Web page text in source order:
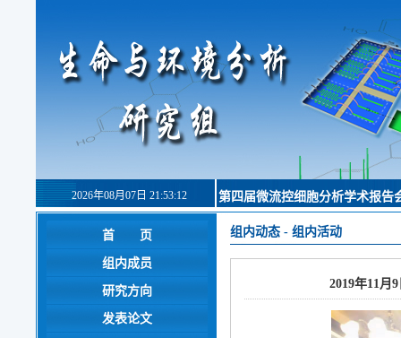
2026年08月07日 21:53:13 第四届微流控细胞分析学术报告
首 页
组内成员
研究方向
发表论文
组内动态 - 组内活动
2019年11月